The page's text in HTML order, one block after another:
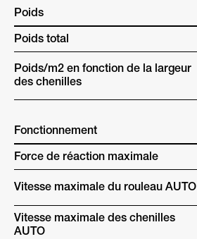
Poids
Poids total
Poids/m2 en fonction de la largeur
des chenilles
Fonctionnement
Force de réaction maximale
Vitesse maximale du rouleau AUTO
Vitesse maximale des chenilles
AUTO